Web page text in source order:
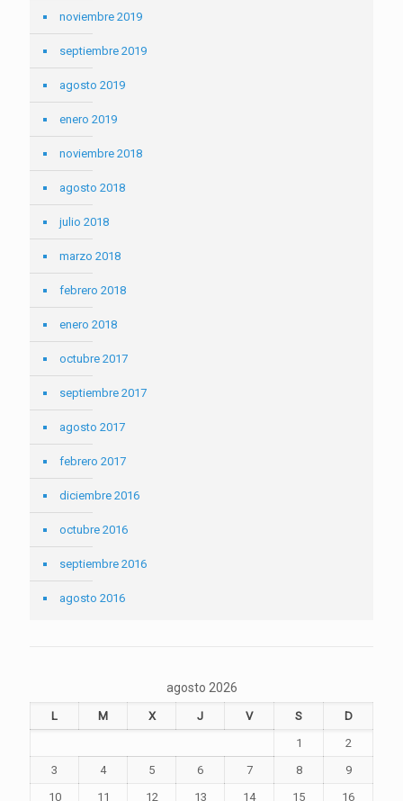
noviembre 2019
septiembre 2019
agosto 2019
enero 2019
noviembre 2018
agosto 2018
julio 2018
marzo 2018
febrero 2018
enero 2018
octubre 2017
septiembre 2017
agosto 2017
febrero 2017
diciembre 2016
octubre 2016
septiembre 2016
agosto 2016
agosto 2026
L M X J V S
D
1
2
3
4 5 6 7 8
9
10
11 12 13 14 15
16